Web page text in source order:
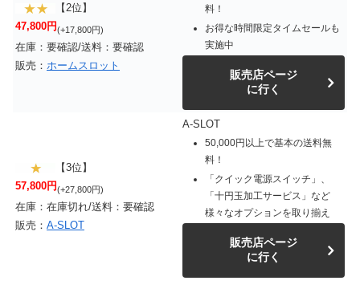
【2位】
47,800円(+17,800円)
在庫：要確認/送料：要確認
販売： ホームスロット
料！
お得な時間限定タイムセールも
実施中
販売店ページ
に行く
【3位】
57,800円(+27,800円)
在庫：在庫切れ/送料：要確認
販売： A-SLOT
A-SLOT
50,000円以上で基本の送料無
料！
「クイック電源スイッチ」、
「十円玉加工サービス」など
様々なオプションを取り揃え
販売店ページ
に行く